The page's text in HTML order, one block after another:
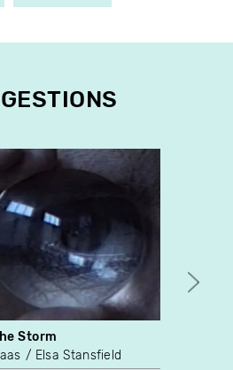
Storm
Elsa Stansfield